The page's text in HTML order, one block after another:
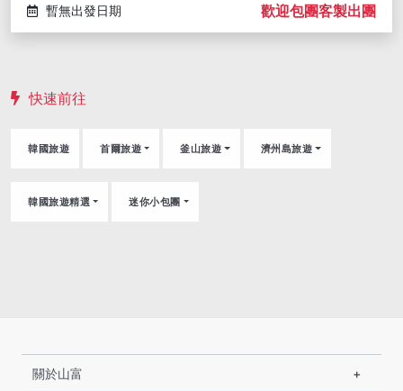
快速前往
韓國旅遊 首爾旅遊 釜山旅遊 濟州島旅遊
韓國旅遊精選 迷你小包團
暫無出發日期 歡迎包團客製出團
關於山富